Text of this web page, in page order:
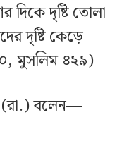
দিকে দৃষ্টি তোলা
দৃষ্টি কেড়ে
মুসলিম ৪২৯)
বলেন—